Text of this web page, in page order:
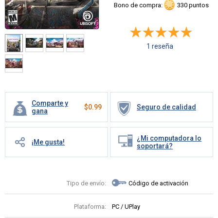
Comparte y
gana
$0.99 Seguro de calidad
¡Me gusta!
¿Mi computadora lo
soportará?
Tipo de envío: Código de activación
Plataforma: PC / UPlay
Bono de compra: 330 puntos
1 reseña